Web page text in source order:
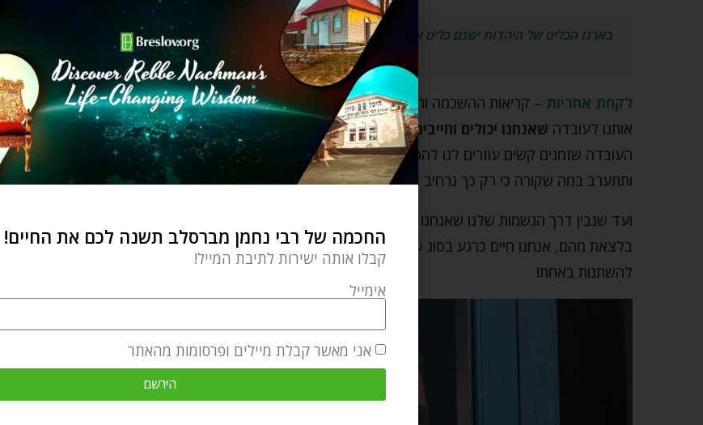
בארגז הכלים של היהדות ישנם כלים אדירים לכל מצב וזמן, בטח כאלה שימנעו עוד "קריאות השכמה והתעוררות"
מהסוג הכואב הזה. תשתמשו בהם!
לקחת אחריות – קריאות ההשכמה וההתעוררות הללו הגיעו במהירות, והיו מאוד עצבניות. למה? כדי להעיר
אותנו לעובדה שאנחנו יכולים וחייבים לקחת אחריות . יש גילוי בתקופה הזו – משהו חדש ללמוד, בזכות
העובדה שזמנים קשים עוזרים לנו להכניע את האגו ולהרחיב את הנשמה. אנחנו חייבים שהנשמה שלנו תתרחב
ותתערב במה שקורה כי רק כך נרחיב את הכלים שלנו, ובעזרתם נוכל ונצליח להכיל את האור הגדול שבא.
ועד שנבין דרך הנשמות שלנו שאנחנו ממלאים תפקיד בשרשרת האירועים הזו, ושאנחנו ממלאים תפקיד גם
בלצאת מהם, אנחנו חיים כרגע בסוג של אשליה. אבל ברגע שנבין את האמור לעיל, נבין כי חיינו יכולים
להשתנות באחת!
החכמה של רבי נחמן מברסלב תשנה לכם את החיים!
קבלו אותה ישירות לתיבת המייל!
אימייל
אני מאשר קבלת מיילים ופרסומות מהאתר
הירשם